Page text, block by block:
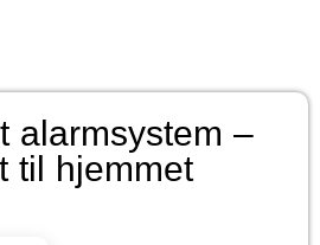
alarmsystem –
til hjemmet